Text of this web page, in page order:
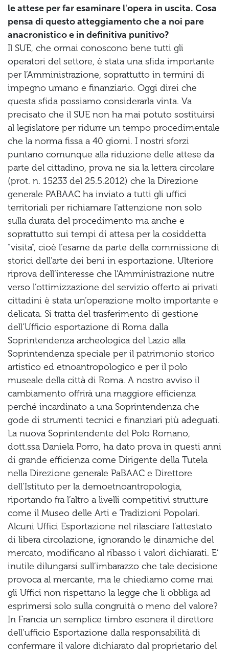
le attese per far esaminare l'opera in uscita. Cosa
pensa di questo atteggiamento che a noi pare
anacronistico e in definitiva punitivo?
Il SUE, che ormai conoscono bene tutti gli
operatori del settore, è stata una sfida importante
per l’Amministrazione, soprattutto in termini di
impegno umano e finanziario. Oggi direi che
questa sfida possiamo considerarla vinta. Va
precisato che il SUE non ha mai potuto sostituirsi
al legislatore per ridurre un tempo procedimentale
che la norma fissa a 40 giorni. I nostri sforzi
puntano comunque alla riduzione delle attese da
parte del cittadino, prova ne sia la lettera circolare
(prot. n. 15233 del 25.5.2012) che la Direzione
generale PABAAC ha inviato a tutti gli uffici
territoriali per richiamare l’attenzione non solo
sulla durata del procedimento ma anche e
soprattutto sui tempi di attesa per la cosiddetta
“visita”, cioè l’esame da parte della commissione di
storici dell’arte dei beni in esportazione. Ulteriore
riprova dell’interesse che l’Amministrazione nutre
verso l’ottimizzazione del servizio offerto ai privati
cittadini è stata un’operazione molto importante e
delicata. Si tratta del trasferimento di gestione
dell’Ufficio esportazione di Roma dalla
Soprintendenza archeologica del Lazio alla
Soprintendenza speciale per il patrimonio storico
artistico ed etnoantropologico e per il polo
museale della città di Roma. A nostro avviso il
cambiamento offrirà una maggiore efficienza
perché incardinato a una Soprintendenza che
gode di strumenti tecnici e finanziari più adeguati.
La nuova Soprintendente del Polo Romano,
dott.ssa Daniela Porro, ha dato prova in questi anni
di grande efficienza come Dirigente della Tutela
nella Direzione generale PaBAAC e Direttore
dell’Istituto per la demoetnoantropologia,
riportando fra l’altro a livelli competitivi strutture
come il Museo delle Arti e Tradizioni Popolari.
Alcuni Uffici Esportazione nel rilasciare l’attestato
di libera circolazione, ignorando le dinamiche del
mercato, modificano al ribasso i valori dichiarati. E’
inutile dilungarsi sull’imbarazzo che tale decisione
provoca al mercante, ma le chiediamo come mai
gli Uffici non rispettano la legge che li obbliga ad
esprimersi solo sulla congruità o meno del valore?
In Francia un semplice timbro esonera il direttore
dell’ufficio Esportazione dalla responsabilità di
confermare il valore dichiarato dal proprietario del